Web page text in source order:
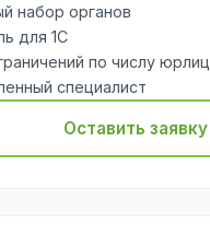
набор органов
для 1С
по числу юрлиц
специалист
Оставить заявку